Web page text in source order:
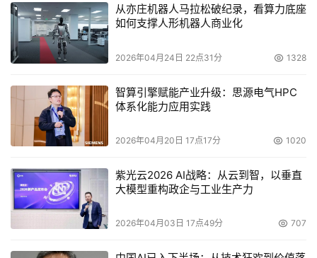
从亦庄机器人马拉松破纪录，看算力底座
如何支撑人形机器人商业化
2026年04月24日 22点31分 1328
智算引擎赋能产业升级：思源电气HPC
体系化能力应用实践
2026年04月20日 17点17分 1020
紫光云2026 AI战略：从云到智，以垂直
大模型重构政企与工业生产力
2026年04月03日 17点49分 707